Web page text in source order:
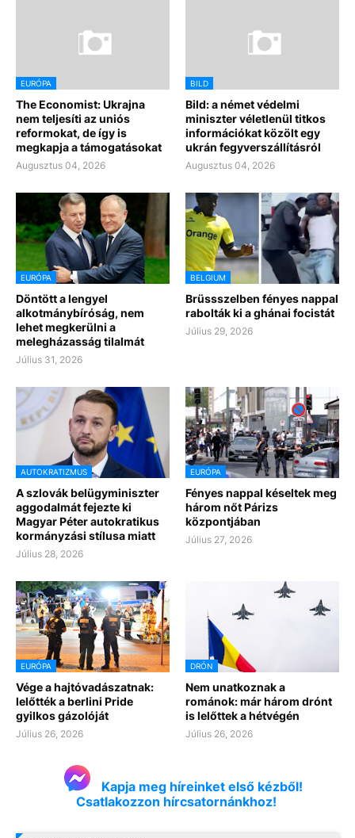
EURÓPA
The Economist: Ukrajna
nem teljesíti az uniós
reformokat, de így is
megkapja a támogatásokat
Augusztus 04, 2026
BILD
Bild: a német védelmi
miniszter véletlenül titkos
információkat közölt egy
ukrán fegyverszállításról
Augusztus 04, 2026
EURÓPA
Döntött a lengyel
alkotmánybíróság, nem
lehet megkerülni a
melegházasság tilalmát
Július 31, 2026
BELGIUM
Brüssszelben fényes nappal
rabolták ki a ghánai focistát
Július 29, 2026
AUTOKRATIZMUS
A szlovák belügyminiszter
aggodalmát fejezte ki
Magyar Péter autokratikus
kormányzási stílusa miatt
Július 28, 2026
EURÓPA
Fényes nappal késeltek meg
három nőt Párizs
központjában
Július 27, 2026
EURÓPA
Vége a hajtóvadászatnak:
lelőtték a berlini Pride
gyilkos gázolóját
Július 26, 2026
DRÓN
Nem unatkoznak a
románok: már három drónt
is lelőttek a hétvégén
Július 26, 2026
Kapja meg híreinket első kézből!
Csatlakozzon hírcsatornánkhoz!